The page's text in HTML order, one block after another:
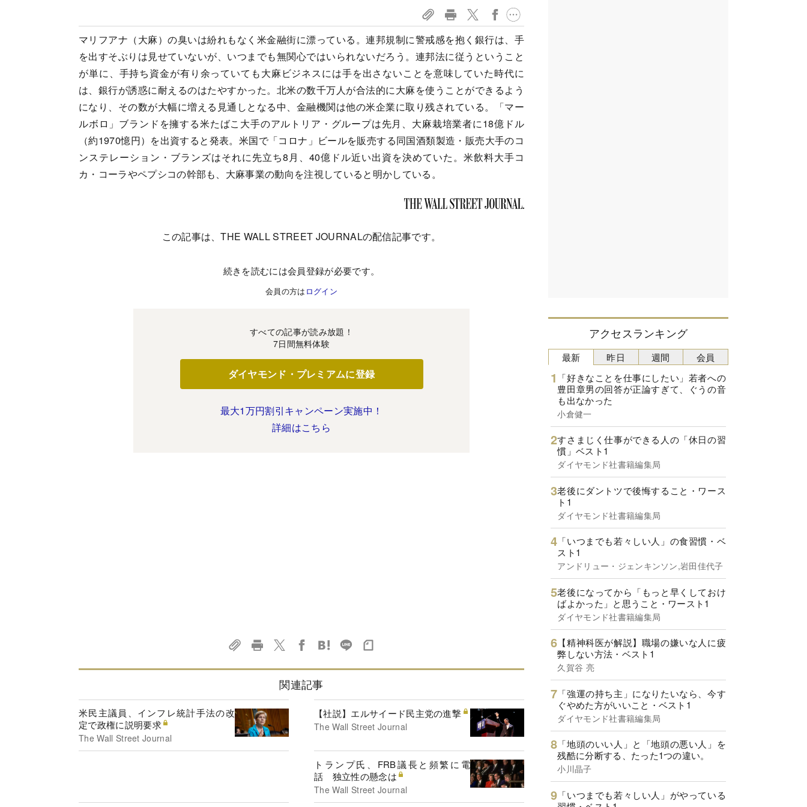
マリフアナ（大麻）の臭いは紛れもなく米金融街に漂っている。連邦規制に警戒感を抱く銀行は、手
を出すそぶりは見せていないが、いつまでも無関心ではいられないだろう。連邦法に従うということ
が単に、手持ち資金が有り余っていても大麻ビジネスには手を出さないことを意味していた時代に
は、銀行が誘惑に耐えるのはたやすかった。北米の数千万人が合法的に大麻を使うことができるよう
になり、その数が大幅に増える見通しとなる中、金融機関は他の米企業に取り残されている。「マー
ルボロ」ブランドを擁する米たばこ大手のアルトリア・グループは先月、大麻栽培業者に18億ドル
（約1970憶円）を出資すると発表。米国で「コロナ」ビールを販売する同国酒類製造・販売大手のコ
ンステレーション・ブランズはそれに先立ち8月、40億ドル近い出資を決めていた。米飲料大手コ
カ・コーラやペプシコの幹部も、大麻事業の動向を注視していると明かしている。
この記事は、THE WALL STREET JOURNALの配信記事です。
続きを読むには会員登録が必要です。
会員の方は ログイン
すべての記事が読み放題！
7日間無料体験
ダイヤモンド・プレミアムに登録
最大1万円割引キャンペーン実施中！
詳細はこちら
関連記事
米民主議員、インフレ統計手法の改
定で政権に説明要求
The Wall Street Journal
【社説】エルサイード民主党の進撃
The Wall Street Journal
トランプ氏、FRB議長と頻繁に電
話 独立性の懸念は
The Wall Street Journal
アクセスランキング
最新
「好きなことを仕事にしたい」若者への
豊田章男の回答が正論すぎて、ぐうの音
も出なかった
小倉健一
すさまじく仕事ができる人の「休日の習
慣」ベスト1
ダイヤモンド社書籍編集局
老後にダントツで後悔すること・ワース
ト1
ダイヤモンド社書籍編集局
「いつまでも若々しい人」の食習慣・ベ
スト1
アンドリュー・ジェンキンソン,岩田佳代子
老後になってから「もっと早くしておけ
ばよかった」と思うこと・ワースト1
ダイヤモンド社書籍編集局
【精神科医が解説】職場の嫌いな人に疲
弊しない方法・ベスト1
久賀谷 亮
「強運の持ち主」になりたいなら、今す
ぐやめた方がいいこと・ベスト1
ダイヤモンド社書籍編集局
「地頭のいい人」と「地頭の悪い人」を
残酷に分断する、たった1つの違い。
小川晶子
「いつまでも若々しい人」がやっている
昨日 週間 会員